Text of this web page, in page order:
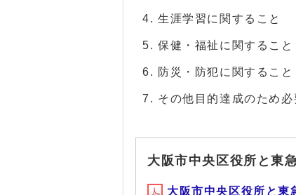
生涯学習に関すること
保健・福祉に関すること
防災・防犯に関すること
その他目的達成のため
大阪市中央区役所と東
大阪市中央区役所と東